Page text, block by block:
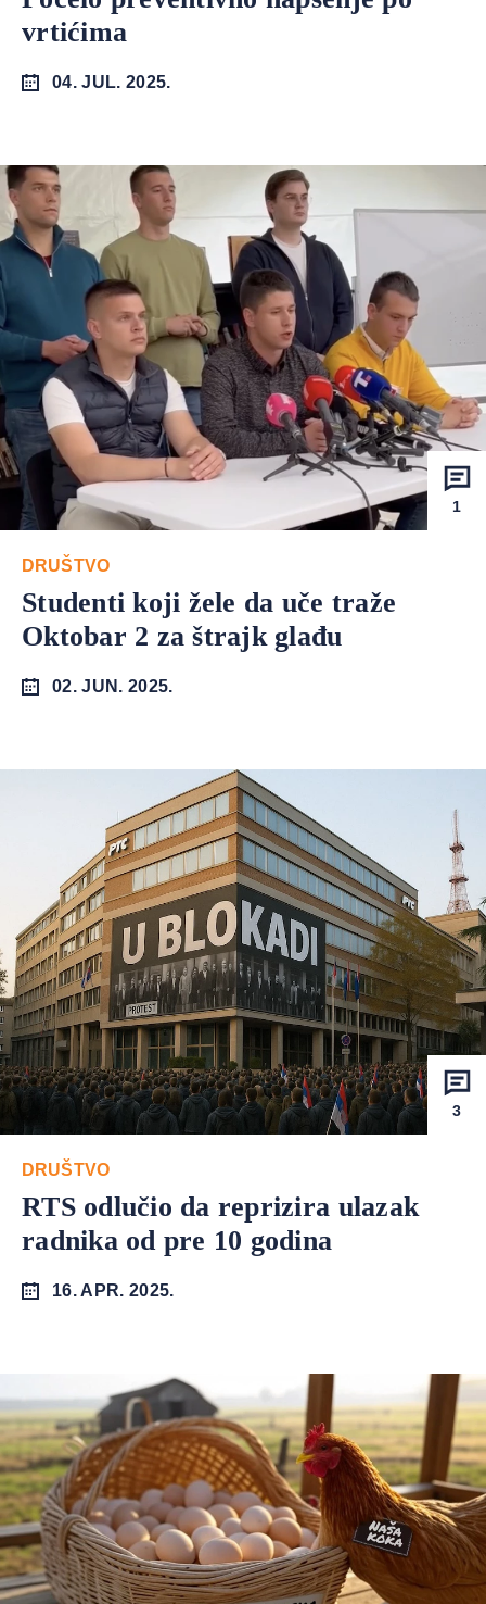
vrtićima
04. JUL. 2025.
1
DRUŠTVO
Studenti koji žele da uče traže
Oktobar 2 za štrajk glađu
02. JUN. 2025.
3
DRUŠTVO
RTS odlučio da reprizira ulazak
radnika od pre 10 godina
16. APR. 2025.